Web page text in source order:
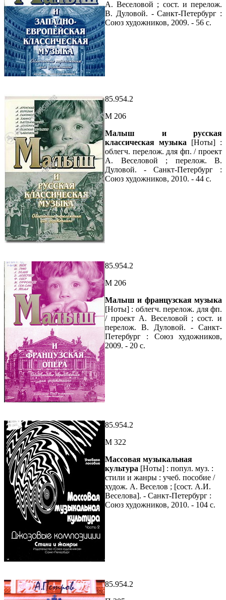
А. Веселовой ; сост. и перелож.
В. Дуловой. - Санкт-Петербург :
Союз художников, 2009. - 56 с.
85.954.2
М 206
Малыш и русская
классическая музыка [Ноты] :
облегч. перелож. для фп. / проект
А. Веселовой ; перелож. В.
Дуловой. - Санкт-Петербург :
Союз художников, 2010. - 44 с.
85.954.2
М 206
Малыш и французская музыка
[Ноты] : облегч. перелож. для фп.
/ проект А. Веселовой ; сост. и
перелож. В. Дуловой. - Санкт-
Петербург : Союз художников,
2009. - 20 с.
85.954.2
М 322
Массовая музыкальная
культура [Ноты] : попул. муз. :
стили и жанры : учеб. пособие /
худож. А. Веселов ; [сост. А.И.
Веселова]. - Санкт-Петербург :
Союз художников, 2010. - 104 с.
85.954.2